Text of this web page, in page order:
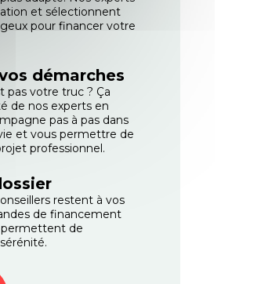
et sélectionnent
pour financer votre
démarches
pas votre truc ? Ça
de nos experts en
pas à pas dans
et vous permettre de
professionnel.
restent à vos
de financement
permettent de